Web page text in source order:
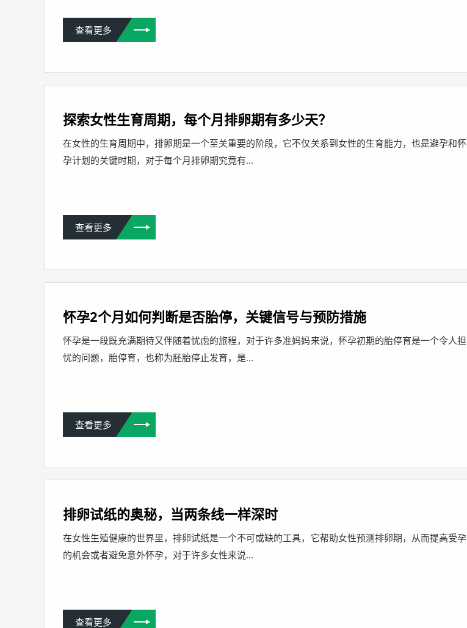
查看更多
探索女性生育周期，每个月排卵期有多少天？
在女性的生育周期中，排卵期是一个至关重要的阶段，它不仅关系到女性的生育能力，也是避孕和怀
孕计划的关键时期，对于每个月排卵期究竟有...
查看更多
怀孕2个月如何判断是否胎停，关键信号与预防措施
怀孕是一段既充满期待又伴随着忧虑的旅程，对于许多准妈妈来说，怀孕初期的胎停育是一个令人担
忧的问题，胎停育，也称为胚胎停止发育，是...
查看更多
排卵试纸的奥秘，当两条线一样深时
在女性生殖健康的世界里，排卵试纸是一个不可或缺的工具，它帮助女性预测排卵期，从而提高受孕
的机会或者避免意外怀孕，对于许多女性来说...
查看更多